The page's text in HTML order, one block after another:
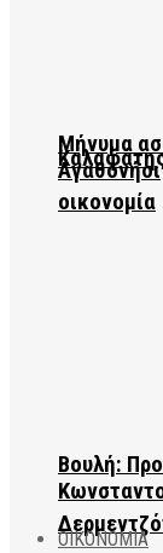
οικονομία
Μήνυμα
Αγαθονήσι
Βουλή:
ΟΙΚΟΝΟΜΙΑ